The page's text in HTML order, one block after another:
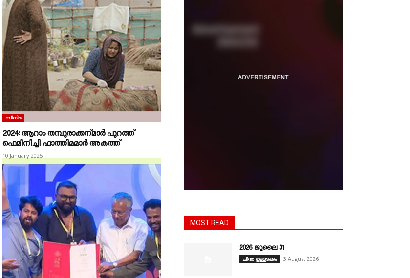
സിനിമ
2024: ആറാം തമ്പുരാക്കന്മാർ പുറത്ത്
ഫെമിനിച്ചി ഫാത്തിമമാർ അകത്ത്
10 January 2025
MOST READ
2026 ജൂലൈ 31
ചിന്ത ഉള്ളടക്കം 3 August 2026